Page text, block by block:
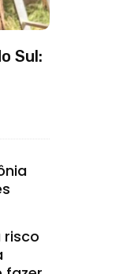
Sul:
risco